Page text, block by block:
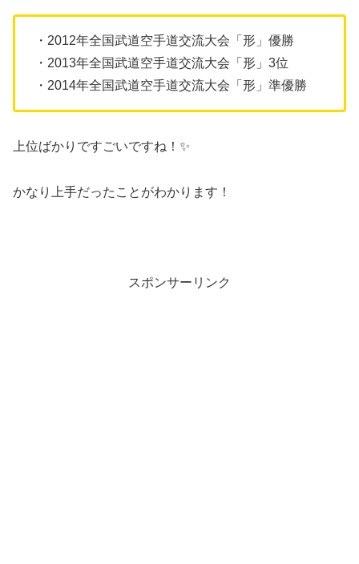
・2012年全国武道空手道交流大会「形」優勝
・2013年全国武道空手道交流大会「形」3位
・2014年全国武道空手道交流大会「形」準優勝
上位ばかりですごいですね！✨
かなり上手だったことがわかります！
スポンサーリンク